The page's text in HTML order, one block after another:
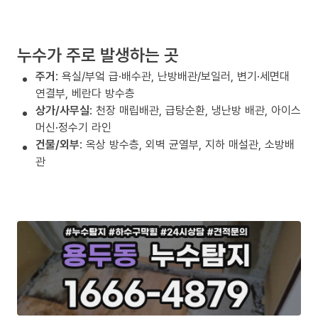
누수가 주로 발생하는 곳
주거: 욕실/부엌 급·배수관, 난방배관/보일러, 변기·세면대
연결부, 베란다 방수층
상가/사무실: 천장 매립배관, 급탕순환, 냉난방 배관, 아이스
머신·정수기 라인
건물/외부: 옥상 방수층, 외벽 균열부, 지하 매설관, 소방배
관